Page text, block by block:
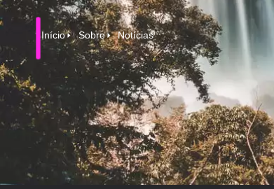
Início Sobre Notícias